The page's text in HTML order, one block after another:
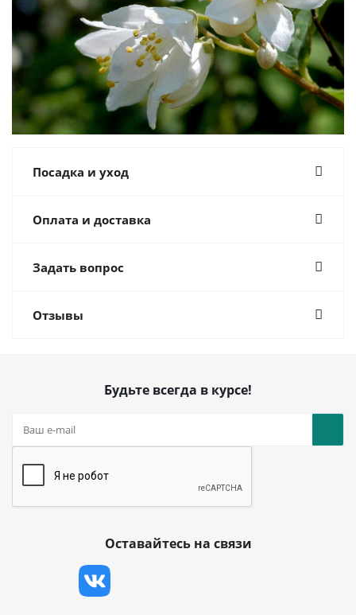
Посадка и уход
Оплата и доставка
Задать вопрос
Отзывы
Будьте всегда в курсе!
Оставайтесь на связи